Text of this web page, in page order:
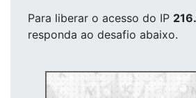
Para liberar o acesso do IP
responda ao desafio abaixo.